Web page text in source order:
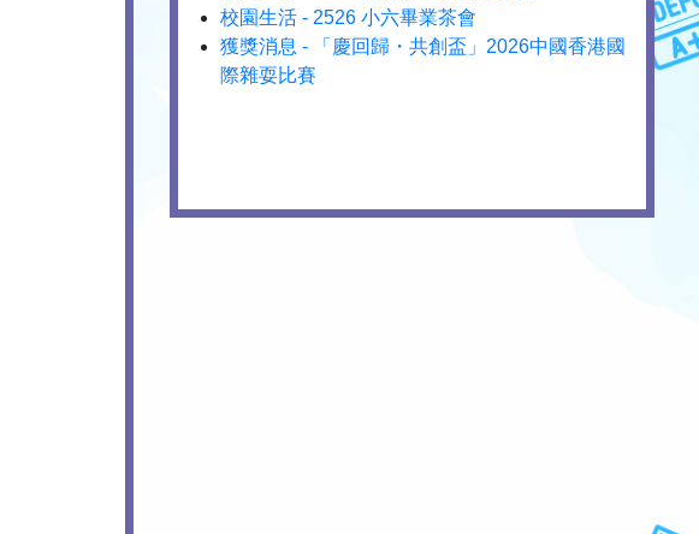
校園生活 - 2526 小六畢業茶會
獲獎消息 - 「慶回歸・共創盃」2026中國香港國
際雜耍比賽